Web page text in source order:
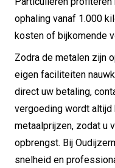
ophaling vanaf 1.000
kosten of bijkomende
Zodra de metalen zijn
eigen faciliteiten
direct uw betaling,
vergoeding wordt
metaalprijzen, zodat u
opbrengst. Bij
snelheid en